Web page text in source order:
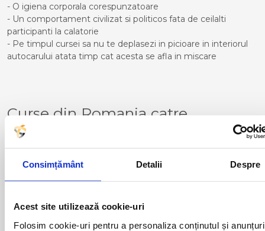
Consimțământ Detalii Despre
Acest site utilizează cookie-uri
Folosim cookie-uri pentru a personaliza conținutul și
- O igiena corporala corespunzatoare
- Un comportament civilizat si politicos fata de ceilalti
participanti la calatorie
- Pe timpul cursei sa nu te deplasezi in picioare in interiorul
autocarului atata timp cat acesta se afla in miscare
Curse din Romania catre
ALMERIA:
ACAS
ADJUD
ALEXANDRIA
ARAD
LUGOJ
MAGLAVIT
MOINESTI
MOTCA